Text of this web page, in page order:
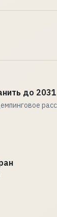
до 2031